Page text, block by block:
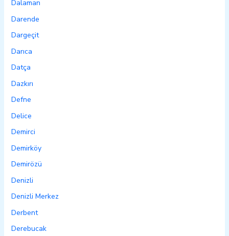
Dalaman
Darende
Dargeçit
Darıca
Datça
Dazkırı
Defne
Delice
Demirci
Demirköy
Demirözü
Denizli
Denizli Merkez
Derbent
Derebucak